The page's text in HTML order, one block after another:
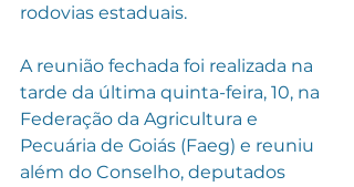
rodovias estaduais.
A reunião fechada foi realizada na
tarde da última quinta-feira, 10, na
Federação da Agricultura e
Pecuária de Goiás (Faeg) e reuniu
além do Conselho, deputados